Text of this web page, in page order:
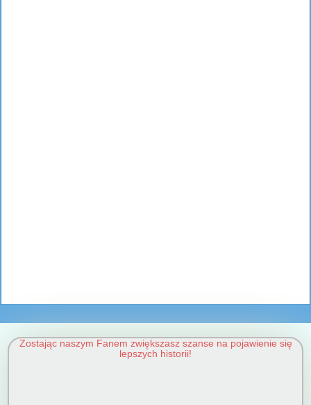
Zostając naszym Fanem zwiększasz szanse na pojawienie się
lepszych historii!